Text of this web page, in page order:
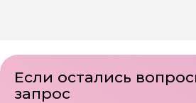
Если остались
запрос